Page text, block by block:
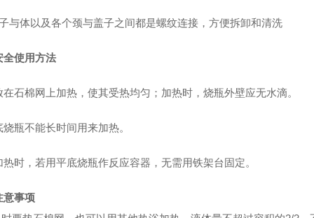
与体以及各个颈与盖子之间都是螺纹连接，方便拆卸和清洗
全使用方法
石棉网上加热，使其受热均匀；加热时，烧瓶外壁应无水滴。
瓶不能长时间用来加热。
时，若用平底烧瓶作反应容器，无需用铁架台固定。
意事项